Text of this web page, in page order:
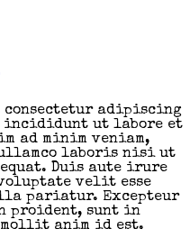
consectetur adipiscing
incididunt ut labore et
ad minim veniam,
laboris nisi ut
Duis aute irure
velit esse
pariatur. Excepteur
proident, sunt in
anim id est.